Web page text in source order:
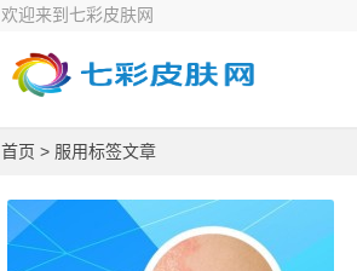
欢迎来到七彩皮肤网
首页 > 服用标签文章